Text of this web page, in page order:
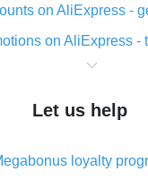
on AliExpress -
on AliExpress -
back when making
to download cash
cash back
Let us help
loyalty